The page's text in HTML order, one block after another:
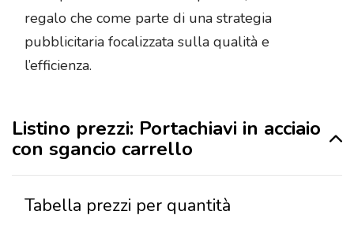
regalo che come parte di una strategia
pubblicitaria focalizzata sulla qualità e
l’efficienza.
Listino prezzi: Portachiavi in acciaio
con sgancio carrello
Tabella prezzi per quantità